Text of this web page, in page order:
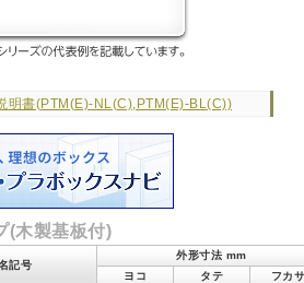
明書(PTM(E)-NL(C),PTM(E)-BL(C))
(木製基板付)
記号
外形寸法 mm
ヨコ
タテ フカ